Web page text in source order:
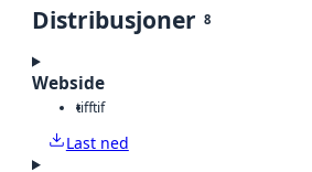
Distribusjoner 8
Webside
tifftif
Last ned